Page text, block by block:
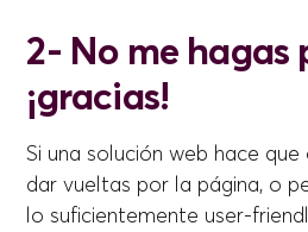
2- No me hagas
¡gracias!
Si una solución web hace
dar vueltas por la página, o
lo suficientemente user-